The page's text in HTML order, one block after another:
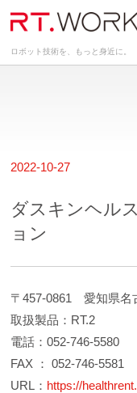
ロボット技術を、もっと身近に。
2022-10-27
ダスキンヘル
ョン
〒457-0861 愛知県名
取扱製品：RT.2
電話：052-746-5580
FAX ： 052-746-5581
URL： https://